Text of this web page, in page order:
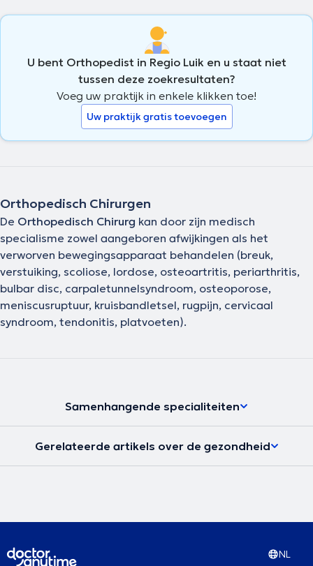
U bent Orthopedist in Regio Luik en u staat niet
tussen deze zoekresultaten?
Voeg uw praktijk in enkele klikken toe!
Uw praktijk gratis toevoegen
Orthopedisch Chirurgen
De Orthopedisch Chirurg kan door zijn medisch
specialisme zowel aangeboren afwijkingen als het
verworven bewegingsapparaat behandelen (breuk,
verstuiking, scoliose, lordose, osteoartritis, periarthritis,
bulbar disc, carpaletunnelsyndroom, osteoporose,
meniscusruptuur, kruisbandletsel, rugpijn, cervicaal
syndroom, tendonitis, platvoeten).
Samenhangende specialiteiten
Gerelateerde artikels over de gezondheid
NL